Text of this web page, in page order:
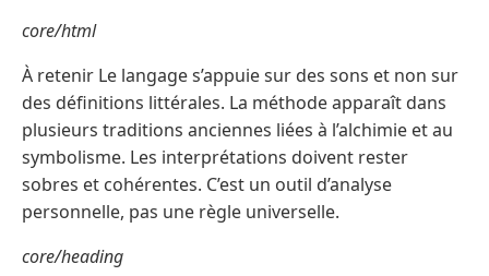
core/html
À retenir Le langage s’appuie sur des sons et non sur
des définitions littérales. La méthode apparaît dans
plusieurs traditions anciennes liées à l’alchimie et au
symbolisme. Les interprétations doivent rester
sobres et cohérentes. C’est un outil d’analyse
personnelle, pas une règle universelle.
core/heading